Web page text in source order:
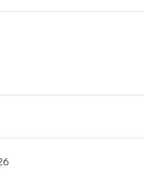
brand merchant, e-